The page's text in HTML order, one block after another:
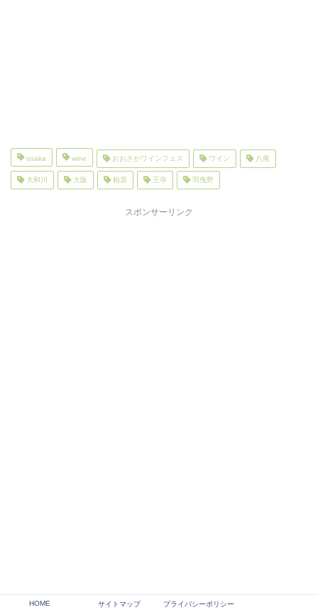
osaka wine おおさかワインフェス ワイン 八尾
大和川 大阪 柏原 王寺 羽曳野
スポンサーリンク
HOME サイトマップ プライバシーポリシー